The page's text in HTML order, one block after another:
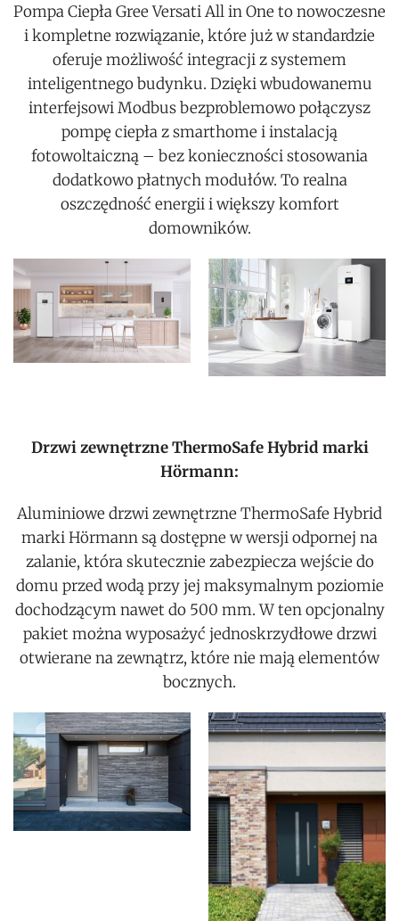
Pompa Ciepła Gree Versati All in One to nowoczesne
i kompletne rozwiązanie, które już w standardzie
oferuje możliwość integracji z systemem
inteligentnego budynku. Dzięki wbudowanemu
interfejsowi Modbus bezproblemowo połączysz
pompę ciepła z smarthome i instalacją
fotowoltaiczną – bez konieczności stosowania
dodatkowo płatnych modułów. To realna
oszczędność energii i większy komfort
domowników.
Drzwi zewnętrzne ThermoSafe Hybrid marki
Hörmann:
Aluminiowe drzwi zewnętrzne ThermoSafe Hybrid
marki Hörmann są dostępne w wersji odpornej na
zalanie, która skutecznie zabezpiecza wejście do
domu przed wodą przy jej maksymalnym poziomie
dochodzącym nawet do 500 mm. W ten opcjonalny
pakiet można wyposażyć jednoskrzydłowe drzwi
otwierane na zewnątrz, które nie mają elementów
bocznych.